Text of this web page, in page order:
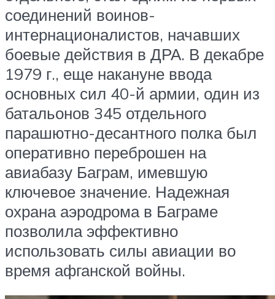
соединений воинов-
интернационалистов, начавших
боевые действия в ДРА. В декабре
1979 г., еще накануне ввода
основных сил 40-й армии, один из
батальонов 345 отдельного
парашютно-десантного полка был
оперативно переброшен на
авиабазу Баграм, имевшую
ключевое значение. Надежная
охрана аэродрома в Баграме
позволила эффективно
использовать силы авиации во
время афганской войны.